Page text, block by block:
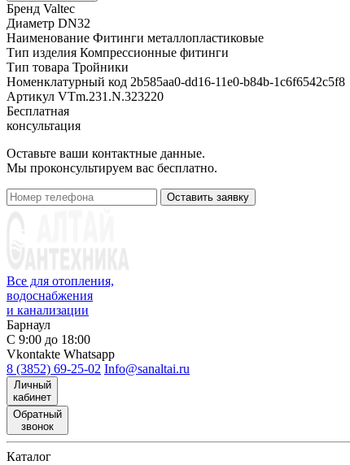
Бренд Valtec
Диаметр DN32
Наименование Фитинги металлопластиковые
Тип изделия Компрессионные фитинги
Тип товара Тройники
Номенклатурный код 2b585aa0-dd16-11e0-b84b-1c6f6542c5f8
Артикул VTm.231.N.323220
Бесплатная
консультация
Оставьте ваши контактные данные.
Мы проконсультируем вас бесплатно.
Оставить заявку
Все для отопления,
водоснабжения
и канализации
Барнаул
С 9:00 до 18:00
Vkontakte Whatsapp
8 (3852) 69-25-02 Info@sanaltai.ru
Личный
кабинет
Обратный
звонок
Каталог